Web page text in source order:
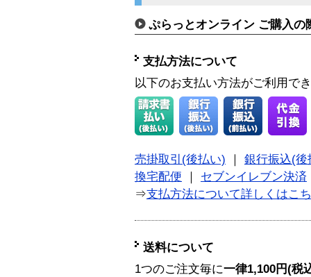
ぷらっとオンライン ご購入の
支払方法について
以下のお支払い方法がご利用で
売掛取引(後払い)
銀行振込(後
換宅配便
セブンイレブン決済
⇒支払方法について詳しくはこ
送料について
1つのご注文毎に一律1,100円(税